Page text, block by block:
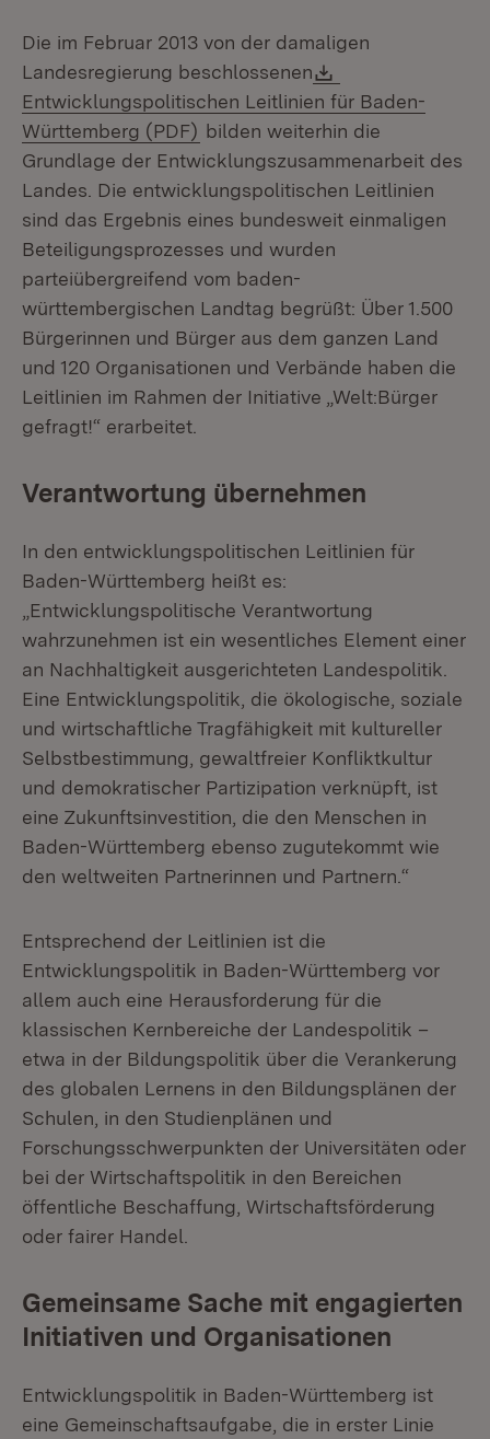
Die im Februar 2013 von der damaligen
Landesregierung beschlossenen
Entwicklungspolitischen Leitlinien für Baden-
Württemberg (PDF) (Öffnet in neuem Fenster)
bilden weiterhin die
Grundlage der Entwicklungszusammenarbeit des
Landes. Die entwicklungspolitischen Leitlinien
sind das Ergebnis eines bundesweit einmaligen
Beteiligungsprozesses und wurden
parteiübergreifend vom baden-
württembergischen Landtag begrüßt: Über 1.500
Bürgerinnen und Bürger aus dem ganzen Land
und 120 Organisationen und Verbände haben die
Leitlinien im Rahmen der Initiative „Welt:Bürger
gefragt!“ erarbeitet.
Verantwortung übernehmen
In den entwicklungspolitischen Leitlinien für
Baden-Württemberg heißt es:
„Entwicklungspolitische Verantwortung
wahrzunehmen ist ein wesentliches Element einer
an Nachhaltigkeit ausgerichteten Landespolitik.
Eine Entwicklungspolitik, die ökologische, soziale
und wirtschaftliche Tragfähigkeit mit kultureller
Selbstbestimmung, gewaltfreier Konfliktkultur
und demokratischer Partizipation verknüpft, ist
eine Zukunftsinvestition, die den Menschen in
Baden-Württemberg ebenso zugutekommt wie
den weltweiten Partnerinnen und Partnern.“
Entsprechend der Leitlinien ist die
Entwicklungspolitik in Baden-Württemberg vor
allem auch eine Herausforderung für die
klassischen Kernbereiche der Landespolitik –
etwa in der Bildungspolitik über die Verankerung
des globalen Lernens in den Bildungsplänen der
Schulen, in den Studienplänen und
Forschungsschwerpunkten der Universitäten oder
bei der Wirtschaftspolitik in den Bereichen
öffentliche Beschaffung, Wirtschaftsförderung
oder fairer Handel.
Gemeinsame Sache mit engagierten
Initiativen und Organisationen
Entwicklungspolitik in Baden-Württemberg ist
eine Gemeinschaftsaufgabe, die in erster Linie